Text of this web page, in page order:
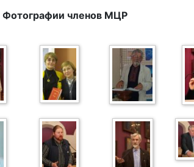
Фотографии членов МЦР